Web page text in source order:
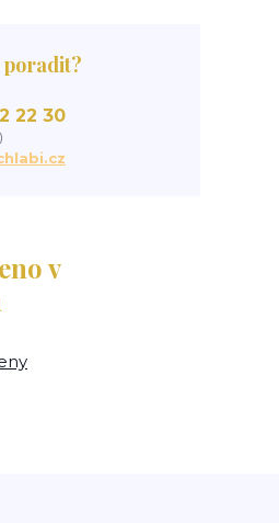
v
22 30